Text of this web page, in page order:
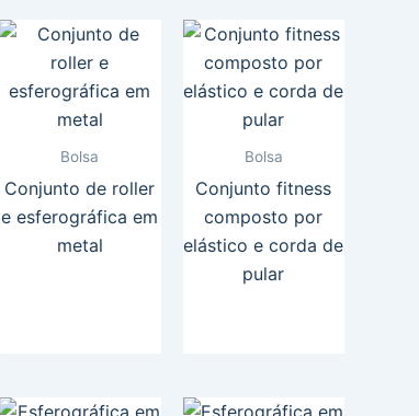
Bolsa
Conjunto de roller
e esferográfica em
metal
Bolsa
Conjunto fitness
composto por
elástico e corda de
pular